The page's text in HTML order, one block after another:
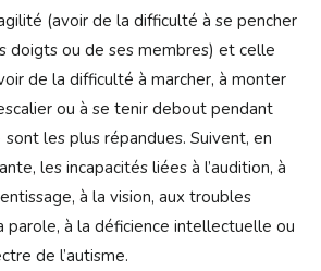
(avoir de la difficulté à se pencher
doigts ou de ses membres) et celle
de la difficulté à marcher, à monter
ou à se tenir debout pendant
les plus répandues. Suivent, en
les incapacités liées à l’audition, à
à la vision, aux troubles
parole, à la déficience intellectuelle ou
de l’autisme.